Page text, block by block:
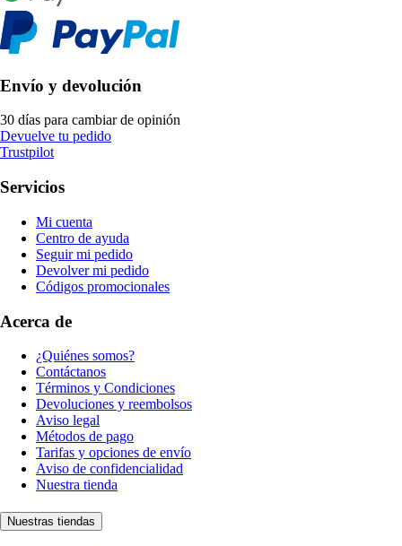
Envío y devolución
30 días para cambiar de opinión
Devuelve tu pedido
Trustpilot
Servicios
Mi cuenta
Centro de ayuda
Seguir mi pedido
Devolver mi pedido
Códigos promocionales
Acerca de
¿Quiénes somos?
Contáctanos
Términos y Condiciones
Devoluciones y reembolsos
Aviso legal
Métodos de pago
Tarifas y opciones de envío
Aviso de confidencialidad
Nuestra tienda
Nuestras tiendas